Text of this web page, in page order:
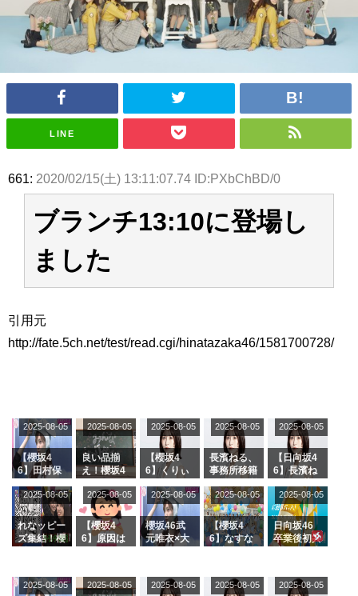
アイドル – ぷぅアンテナ / 「乃木坂46ののぎおび⊿」北野日奈子が生配
信！【2022.3.22 17:15〜 SHOWROOM】
アイドル – ぷぅアンテナ / 2022年3月22日（火）のメディア情報
ぺいとう×いちごみるく×マヨラー星人 と同じと考えてよろしいですか？
アイドル – ぷぅアンテナ / 【乃木坂46】日村勇紀 gif職人が切り抜いた名シ
ーン.gif
ふぇどみ！ / 【悲報】呪術廻戦、視聴率5.1%
ふぇどみ！ / 【画像】スポ－ツキャスターお姉さん・ハメまくりだったｗｗ
ふぇどみ！ / 【悲報】母「裕福な過程が高学歴になるとか大嘘。教育に金を
Powered by livedoor 相互RSS
LINE
661: 2020/02/15(土) 13:11:07.74 ID:PXbChBD/0
ブランチ13:10に登場し
ました
引用元
http://fate.5ch.net/test/read.cgi/hinatazaka46/1581700728/
【櫻坂4
6】田村保
ージを脱い
でいた理由
2025-08-05
良い品揃
え！櫻坂4
グル『Mak
e or Brea
k』オフィ
シャルグッ
ズ絶賛販売
2025-08-05
【櫻坂4
6】くりぃ
の2人を手
玉に取る大
沼晶保【く
りぃむナン
タラ】
2025-08-05
長濱ねる、
事務所移籍
属を発表
2025-08-05
【日向坂4
6】長濱ね
ら移籍しフ
ラーム所属
に。これで
事務所に所
属している
がこちら
2025-08-05
れなッピー
ズ集結！櫻
理子、8/6
「ラヴィッ
2025-08-05
【櫻坂4
6】原因は
uddiesを
ざわつかせ
2025-08-05
櫻坂46武
元唯衣×大
カップお姉
さんに恐怖
2025-08-05
【櫻坂4
6】なすな
2曲目っ
て...【ラヴ
2025-08-05
日向坂46
卒業後初共
師匠オード
リー若林さ
2025-08-05
2025-08-05 2025-08-05 2025-08-05 2025-08-05 2025-08-05